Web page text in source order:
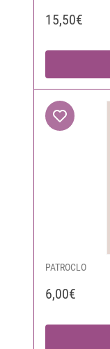
15,50€
PATROCLO
6,00€